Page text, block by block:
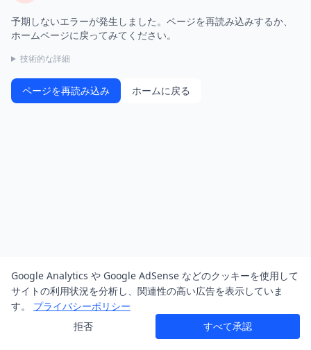
予期しないエラーが発生しました。ページを再読み込みするか、
ホームページに戻ってみてください。
技術的な詳細
ページを再読み込み ホームに戻る
Google Analytics や Google AdSense などのクッキーを使用して
サイトの利用状況を分析し、関連性の高い広告を表示していま
す。
プライバシーポリシー
拒否
すべて承認